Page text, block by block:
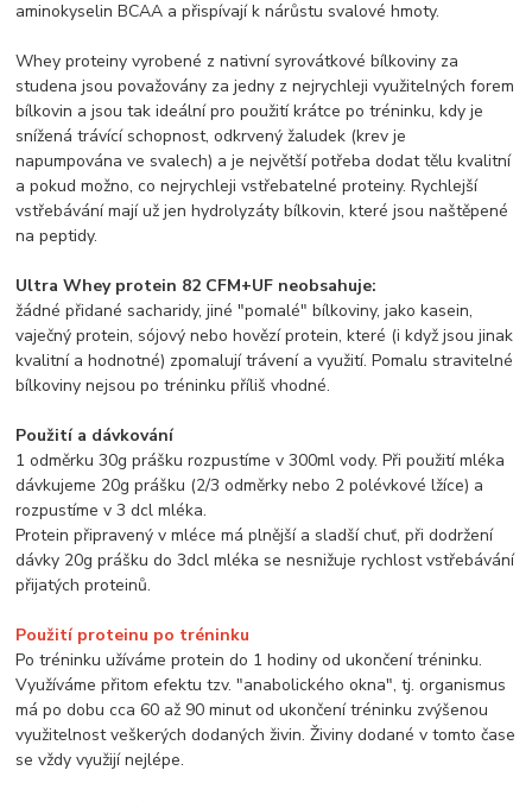
aminokyselin BCAA a přispívají k nárůstu svalové hmoty.
Whey proteiny vyrobené z nativní syrovátkové bílkoviny za
studena jsou považovány za jedny z nejrychleji využitelných forem
bílkovin a jsou tak ideální pro použití krátce po tréninku, kdy je
snížená trávící schopnost, odkrvený žaludek (krev je
napumpována ve svalech) a je největší potřeba dodat tělu kvalitní
a pokud možno, co nejrychleji vstřebatelné proteiny. Rychlejší
vstřebávání mají už jen hydrolyzáty bílkovin, které jsou naštěpené
na peptidy.
Ultra Whey protein 82 CFM+UF neobsahuje:
žádné přidané sacharidy, jiné "pomalé" bílkoviny, jako kasein,
vaječný protein, sójový nebo hovězí protein, které (i když jsou jinak
kvalitní a hodnotné) zpomalují trávení a využití. Pomalu stravitelné
bílkoviny nejsou po tréninku příliš vhodné.
Použití a dávkování
1 odměrku 30g prášku rozpustíme v 300ml vody. Při použití mléka
dávkujeme 20g prášku (2/3 odměrky nebo 2 polévkové lžíce) a
rozpustíme v 3 dcl mléka.
Protein připravený v mléce má plnější a sladší chuť, při dodržení
dávky 20g prášku do 3dcl mléka se nesnižuje rychlost vstřebávání
přijatých proteinů.
Použití proteinu po tréninku
Po tréninku užíváme protein do 1 hodiny od ukončení tréninku.
Využíváme přitom efektu tzv. "anabolického okna", tj. organismus
má po dobu cca 60 až 90 minut od ukončení tréninku zvýšenou
využitelnost veškerých dodaných živin. Živiny dodané v tomto čase
se vždy využijí nejlépe.